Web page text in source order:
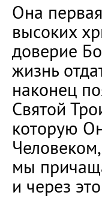
Она
высоких
доверие
жизнь
наконец
Святой
которую
мы
и через